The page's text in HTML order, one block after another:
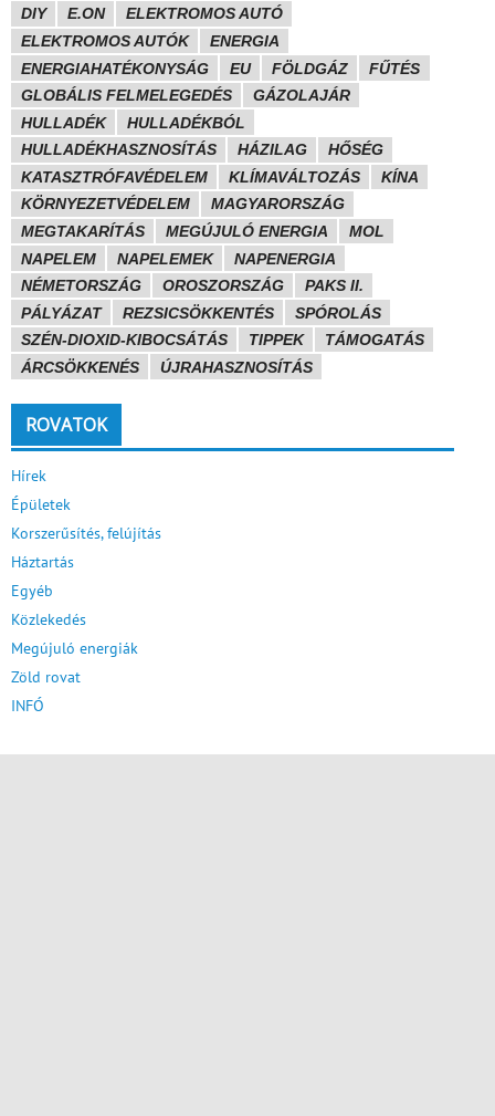
DIY
E.ON
ELEKTROMOS AUTÓ
ELEKTROMOS AUTÓK
ENERGIA
ENERGIAHATÉKONYSÁG
EU FÖLDGÁZ
FŰTÉS
GLOBÁLIS FELMELEGEDÉS
GÁZOLAJÁR
HULLADÉK
HULLADÉKBÓL
HULLADÉKHASZNOSÍTÁS
HÁZILAG
HŐSÉG
KATASZTRÓFAVÉDELEM
KLÍMAVÁLTOZÁS
KÍNA
KÖRNYEZETVÉDELEM
MAGYARORSZÁG
MEGTAKARÍTÁS
MEGÚJULÓ ENERGIA
MOL
NAPELEM
NAPELEMEK
NAPENERGIA
NÉMETORSZÁG
OROSZORSZÁG
PAKS II.
PÁLYÁZAT
REZSICSÖKKENTÉS
SPÓROLÁS
SZÉN-DIOXID-KIBOCSÁTÁS
TIPPEK
TÁMOGATÁS
ÁRCSÖKKENÉS
ÚJRAHASZNOSÍTÁS
ROVATOK
Hírek
Épületek
Korszerűsítés, felújítás
Háztartás
Egyéb
Közlekedés
Megújuló energiák
Zöld rovat
INFÓ